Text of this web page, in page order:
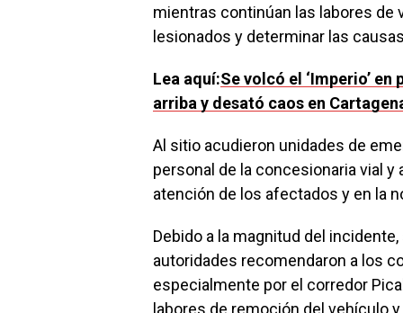
mientras continúan las labores de
lesionados y determinar las
Lea aquí:Se volcó el ‘Imperio’
arriba y desató caos en
Al sitio acudieron unidades de
personal de la concesionaria vial
atención de los afectados y en la
Debido a la magnitud del
autoridades recomendaron a los
especialmente por el corredor
labores de remoción del vehículo